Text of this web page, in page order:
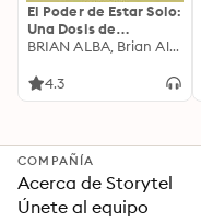
El Poder de Estar Solo:
Una Dosis de
Motivación
Ideas Revolucionarias
BRIAN ALBA, Brian Alba
4.3
COMPAÑÍA
Acerca de Storytel
Únete al equipo